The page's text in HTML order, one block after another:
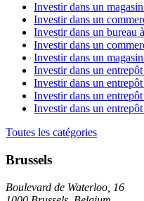
Investir dans un
Investir dans un
Investir dans un bureau
Investir dans un
Investir dans un
Investir dans un
Investir dans un
Investir dans un
Investir dans un
Toutes les catégories
Brussels
Boulevard de Waterloo, 16